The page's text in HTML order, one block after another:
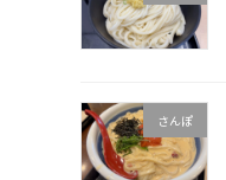
さんぽ